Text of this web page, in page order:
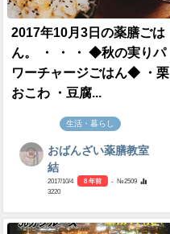
2017年10月3日の薬膳ごは
ん。 ・ ・ ・ ◆秋の実りパ
ワーチャージごはん◆ ・栗
おこわ ・豆腐...
生活・暮らし
おばんざい薬膳教室
結
2017/10/4 8 年前
- №2509
3220